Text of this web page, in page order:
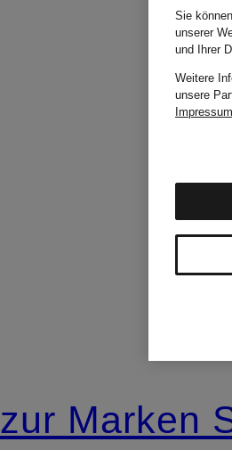
zur Marken
Sie
unserer
und Ihrer
Weitere
unsere
Impressum